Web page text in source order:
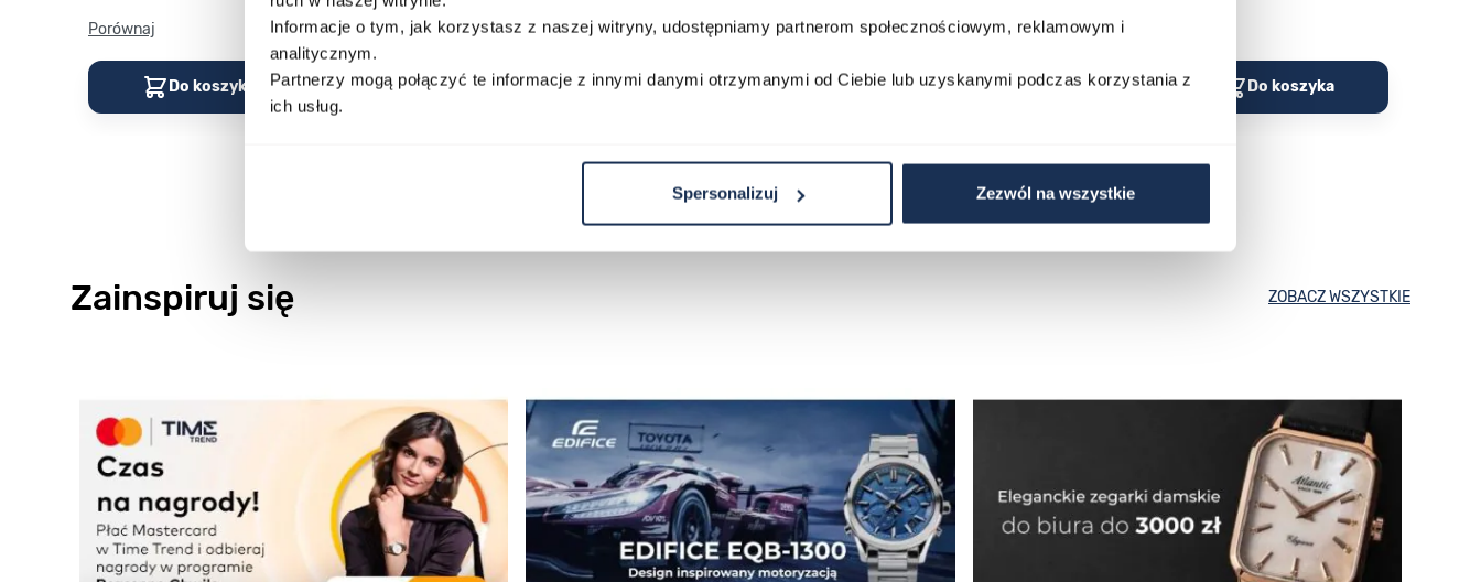
Informacje o tym, jak korzystasz z naszej witryny, udostępniamy partnerom społecznościowym, reklamowym i
analitycznym.
Partnerzy mogą połączyć te informacje z innymi danymi otrzymanymi od Ciebie lub uzyskanymi podczas korzystania z
ich usług.
Spersonalizuj Zezwól na wszystkie
Porównaj
Do koszyka
Porównaj
Do koszyka
Porównaj
Do koszyka
Porównaj
Do koszyka Do koszyka
Zainspiruj się ZOBACZ WSZYSTKIE